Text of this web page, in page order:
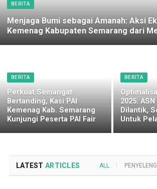
BERITA
Menjaga Bumi sebagai Amanah: Aksi
Kemenag Kabupaten Semarang dari
BERITA
Perkuat Semangat
Bertanding, Kasi PAI
Kemenag Kab. Semarang
Kunjungi Peserta PAI Fair
BERITA
2025:
Dilantik,
Untuk
LATEST ARTICLES ALL